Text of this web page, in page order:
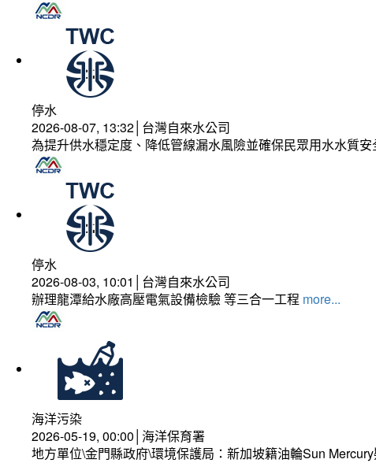
停水
2026-08-07, 13:32│台灣自來水公司
為提升供水穩定度、降低管線漏水風險並確保民眾用水水質
停水
2026-08-03, 10:01│台灣自來水公司
辦理龍潭給水廠高壓電氣設備檢驗 等三合一工程 more...
海洋污染
2026-05-19, 00:00│海洋保育署
地方單位\金門縣政府\環境保護局：新加坡籍油輪Sun